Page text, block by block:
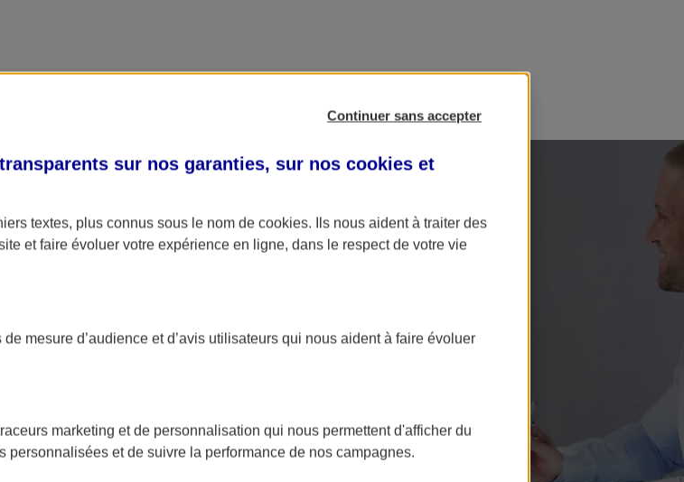
Continuer sans accepter
sur nos garanties, sur nos cookies et
textes, plus connus sous le nom de cookies. Ils nous aident à traiter des
et faire évoluer votre expérience en ligne, dans le respect de votre vie
de mesure d’audience et d’avis utilisateurs qui nous aident à faire évoluer
marketing et de personnalisation qui nous permettent d'afficher du
et de suivre la performance de nos campagnes.